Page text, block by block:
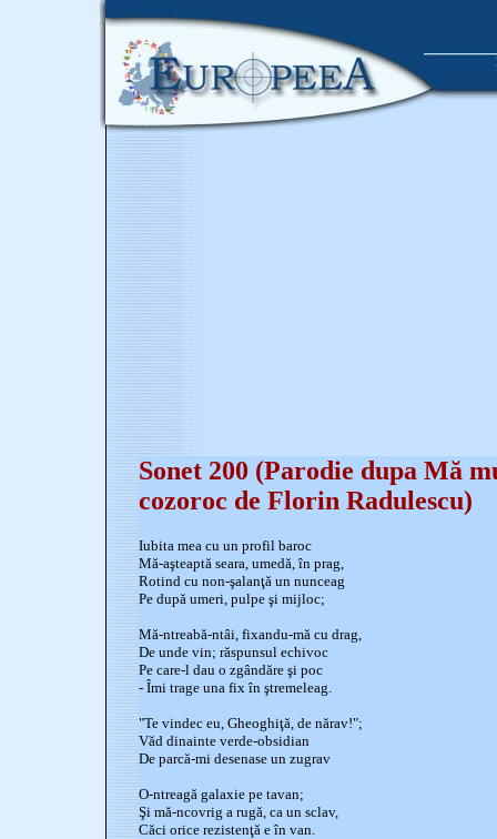
Sonet 200 (Parodie dupa Mă
cozoroc de Florin Radulescu)
Iubita mea cu un profil baroc
Mă-aşteaptă seara, umedă, în prag,
Rotind cu non-şalanţă un nunceag
Pe după umeri, pulpe şi mijloc;
Mă-ntreabă-ntâi, fixandu-mă cu drag,
De unde vin; răspunsul echivoc
Pe care-l dau o zgândăre şi poc
- Îmi trage una fix în ştremeleag.
"Te vindec eu, Gheoghiţă, de nărav!";
Văd dinainte verde-obsidian
De parcă-mi desenase un zugrav
O-ntreagă galaxie pe tavan;
Şi mă-ncovrig a rugă, ca un sclav,
Căci orice rezistenţă e în van.